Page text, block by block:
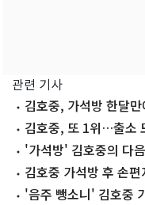
관련 기사
김호중, 가석방 한달
무진과 동행 결정"
김호중, 또 1위…출소
'가석방' 김호중의 다
김호중 가석방 후 손
채울 것…정말 죄송"
'음주 뺑소니' 김호중